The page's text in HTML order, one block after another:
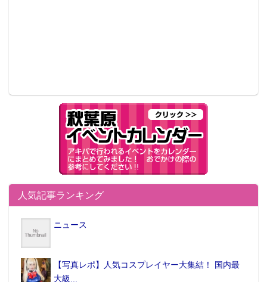
人気記事ランキング
ニュース
【写真レポ】人気コスプレイヤー大集結！ 国内最
大級...